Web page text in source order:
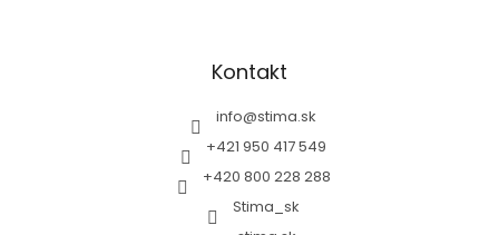
Kontakt
info@stima.sk
+421 950 417 549
+420 800 228 288
Stima_sk